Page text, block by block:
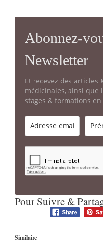
Abonnez-
Newsletter
Et recevez des articles
médicinales, ainsi que
stages & formations
Pour Suivre &
Similaire